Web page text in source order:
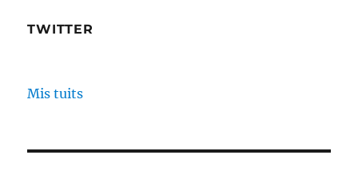
TWITTER
Mis tuits